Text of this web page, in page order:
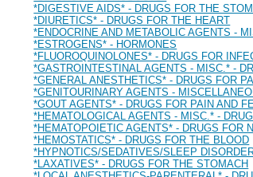
*DIGESTIVE AIDS* - DRUGS FOR THE
*DIURETICS* - DRUGS FOR THE HEART
*ENDOCRINE AND METABOLIC AGENTS -
*ESTROGENS* - HORMONES
*FLUOROQUINOLONES* - DRUGS FOR
*GASTROINTESTINAL AGENTS - MISC.* -
*GENERAL ANESTHETICS* - DRUGS FOR
*GENITOURINARY AGENTS -
*GOUT AGENTS* - DRUGS FOR PAIN AND
*HEMATOLOGICAL AGENTS - MISC.* -
*HEMATOPOIETIC AGENTS* - DRUGS FOR
*HEMOSTATICS* - DRUGS FOR THE BLOOD
*HYPNOTICS/SEDATIVES/SLEEP
*LAXATIVES* - DRUGS FOR THE STOMACH